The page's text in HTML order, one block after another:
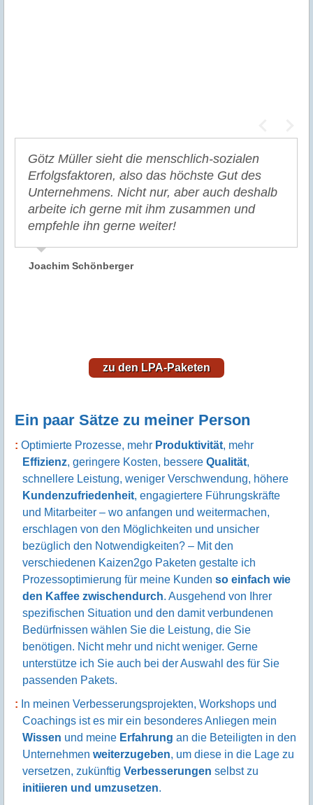
Götz Müller sieht die menschlich-sozialen
Erfolgsfaktoren, also das höchste Gut des
Unternehmens. Nicht nur, aber auch deshalb
arbeite ich gerne mit ihm zusammen und
empfehle ihn gerne weiter!
Joachim Schönberger
zu den LPA-Paketen
Ein paar Sätze zu meiner Person
Optimierte Prozesse, mehr Produktivität, mehr
Effizienz, geringere Kosten, bessereQualität,
schnellere Leistung, weniger Verschwendung, höhere
Kundenzufriedenheit, engagiertere Führungskräfte
und Mitarbeiter – wo anfangen und weitermachen,
erschlagen von den Möglichkeiten und unsicher
bezüglich den Notwendigkeiten? – Mit den
verschiedenen Kaizen2go Paketen gestalte ich
Prozessoptimierung für meine Kundenso einfach wie
den Kaffee zwischendurch. Ausgehend von Ihrer
spezifischen Situation und den damit verbundenen
Bedürfnissen wählen Sie die Leistung, die Sie
benötigen. Nicht mehr und nicht weniger. Gerne
unterstütze ich Sie auch bei der Auswahl des für Sie
passenden Pakets.
In meinen Verbesserungsprojekten, Workshops und
Coachings ist es mir ein besonderes Anliegen mein
Wissen und meine Erfahrung an die Beteiligten in den
Unternehmenweiterzugeben, um diese in die Lage zu
versetzen, zukünftigVerbesserungen selbst zu
initiieren und umzusetzen.